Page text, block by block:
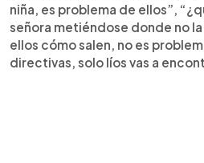
niña, es problema de ellos”,
señora metiéndose donde no la
ellos cómo salen, no es
directivas, solo líos vas a